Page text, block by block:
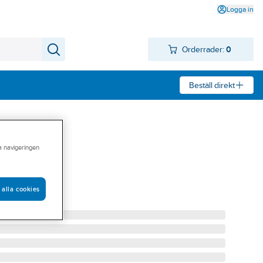
Logga in
Orderrader: 0
Beställ direkt
U BAKLUCKA
navigeringen
alla cookies